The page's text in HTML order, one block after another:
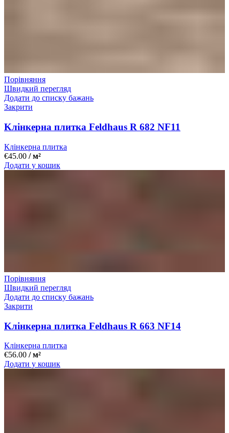
Порівняння
Швидкий перегляд
Додати до списку бажань
Закрити
Kлінкерна плитка Feldhaus R 682 NF11
Клінкерна плитка
€45.00 / м²
Додати у кошик
Порівняння
Швидкий перегляд
Додати до списку бажань
Закрити
Kлінкерна плитка Feldhaus R 663 NF14
Клінкерна плитка
€56.00 / м²
Додати у кошик